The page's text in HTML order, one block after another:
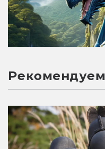
Рекомендуем